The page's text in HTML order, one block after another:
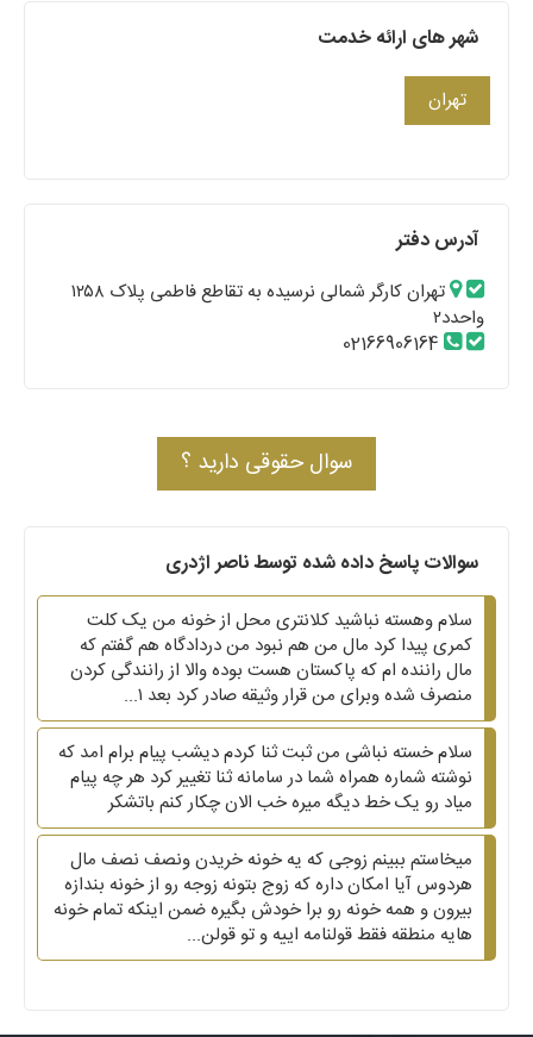
شهر های ارائه خدمت
تهران
آدرس دفتر
تهران کارگر شمالی نرسیده به تقاطع فاطمی پلاک ۱۲۵۸
واحدد۲
02166906164
سوال حقوقی دارید ؟
سوالات پاسخ داده شده توسط ناصر اژدری
سلام وهسته نباشید کلانتری محل از خونه من یک کلت
کمری پیدا کرد مال من هم نبود من دردادگاه هم گفتم که
مال راننده ام که پاکستان هست بوده والا از رانندگی کردن
منصرف شده‌ وبرای من قرار وثیقه صادر کرد بعد ۱...
سلام خسته نباشی من ثبت ثنا کردم دیشب پیام برام امد که
نوشته شماره همراه شما در سامانه ثنا تغییر کرد هر چه پیام
میاد رو یک خط دیگه میره خب الان چکار کنم باتشکر
میخاستم ببینم زوجی که یه خونه خریدن ونصف نصف مال
هردوس آیا امکان داره که زوج بتونه زوجه رو از خونه بندازه
بیرون و همه خونه رو برا خودش بگیره ضمن اینکه تمام خونه
هایه منطقه فقط قولنامه اییه و تو قولن...